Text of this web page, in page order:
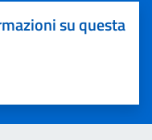
su questa